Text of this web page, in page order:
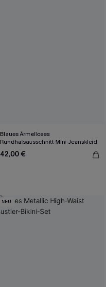
Blaues Ärmelloses
Rundhalsausschnitt Mini-Jeanskleid
42,00 €
NEU